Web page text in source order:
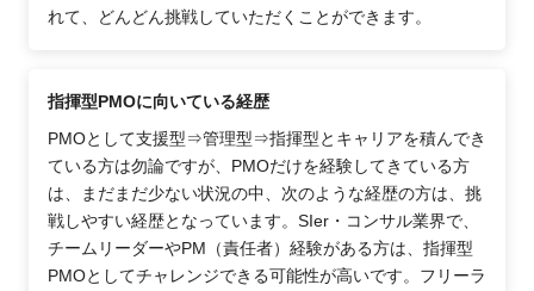
れて、どんどん挑戦していただくことができます。
指揮型PMOに向いている経歴
PMOとして支援型⇒管理型⇒指揮型とキャリアを積んでき
ている方は勿論ですが、PMOだけを経験してきている方
は、まだまだ少ない状況の中、次のような経歴の方は、挑
戦しやすい経歴となっています。SIer・コンサル業界で、
チームリーダーやPM（責任者）経験がある方は、指揮型
PMOとしてチャレンジできる可能性が高いです。フリーラ